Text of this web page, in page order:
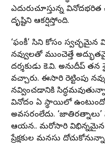
ఎదురుచూస్తున్న వినోదభరిత
దృష్టిని ఆకర్షిస్తోంది.
‘ఫంకీ’ సినిమా కోసం స్వచ్ఛమైన
నవ్వులతో ముంచెత్తే
దర్శకుడు కె.వి. అనుదీప్
వచ్చారు. ఈసారి రెట్టింపు
నవ్వించడానికి
వినోదం ఏ స్థాయిలో ఉంటుందో
అవసరంలేదు.
ఆయన.. మరోసారి విభిన్నమైన
ప్రేక్షకుల మనసు